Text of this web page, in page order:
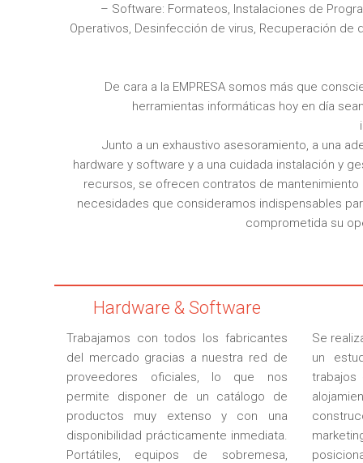
– Software: Formateos, Instalaciones de
Operativos, Desinfección de virus, Recuperación de
De cara a la EMPRESA somos más que
herramientas informáticas hoy en día
Junto a un exhaustivo asesoramiento, a una
hardware y software y a una cuidada instalación y
recursos, se ofrecen contratos de mantenimiento
necesidades que consideramos indispensables
comprometida su
Hardware & Software
Trabajamos con todos los fabricantes
del mercado gracias a nuestra red de
proveedores oficiales, lo que nos
permite disponer de un catálogo de
productos muy extenso y con una
disponibilidad prácticamente inmediata.
Portátiles, equipos de sobremesa,
Se
un
trabajos